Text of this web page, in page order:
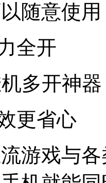
随意使用
全开
多开神
更省心
游戏与